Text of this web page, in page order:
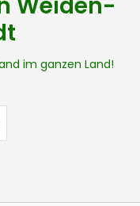
im ganzen Land!